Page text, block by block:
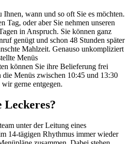
Ihnen, wann und so oft Sie es möchten.
Tag, oder aber Sie nehmen unseren
in Anspruch. Sie können ganz
genügt und schon 48 Stunden später
Mahlzeit. Genauso unkompliziert
Menüs
können Sie ihre Belieferung frei
die Menüs zwischen 10:45 und 13:30
gerne entgegen.
Leckeres?
unter der Leitung eines
14-tägigen Rhythmus immer wieder